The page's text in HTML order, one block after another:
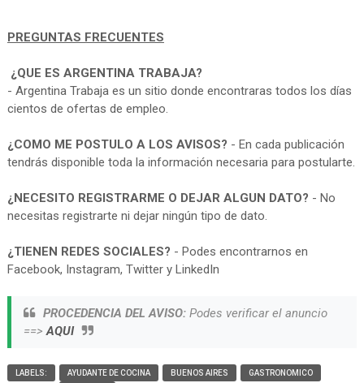
PREGUNTAS FRECUENTES
¿QUE ES ARGENTINA TRABAJA?
- Argentina Trabaja es un sitio donde encontraras todos los días
cientos de ofertas de empleo.
¿COMO ME POSTULO A LOS AVISOS? - En cada publicación
tendrás disponible toda la información necesaria para postularte.
¿NECESITO REGISTRARME O DEJAR ALGUN DATO? - No
necesitas registrarte ni dejar ningún tipo de dato.
¿TIENEN REDES SOCIALES? - Podes encontrarnos en
Facebook, Instagram, Twitter y LinkedIn
PROCEDENCIA DEL AVISO:Podes verificar el anuncio
==>AQUI
LABELS: AYUDANTE DE COCINA BUENOS AIRES
GASTRONOMICO